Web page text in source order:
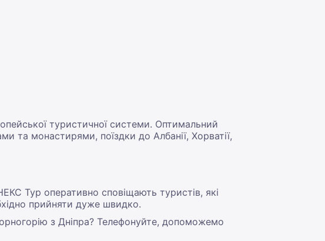
туристичної системи. Оптимальний
та монастирями, поїздки до Албанії, Хорватії,
Тур оперативно сповіщають туристів, які
прийняти дуже швидко.
з Дніпра? Телефонуйте, допоможемо